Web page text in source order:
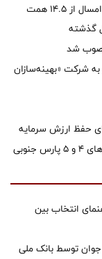
حق بیمه تولیدی بیمه ملت در چهار ماه نخست امسال از 14.5 همت
شد
به شرکت «بهینه‌سازان
حفظ ارزش سرمایه
انتخاب بین
جوان توسط بانک ملی